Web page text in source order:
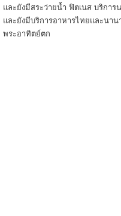
และยังมีสระว่ายน้ำ ฟิตเนส บริกา
และยังมีบริการอาหารไทยและนา
พระอาทิตย์ตก